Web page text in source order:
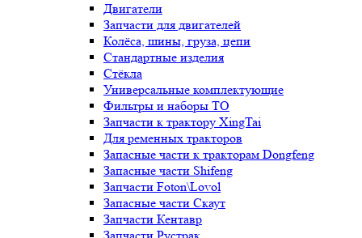
Двигатели
Запчасти для двигателей
Колёса, шины, груза, цепи
Стандартные изделия
Стёкла
Универсальные комплектующие
Фильтры и наборы ТО
Запчасти к трактору XingTai
Для ременных тракторов
Запасные части к тракторам Dongfeng
Запасные части Shifeng
Запчасти Foton\Lovol
Запасные части Скаут
Запчасти Кентавр